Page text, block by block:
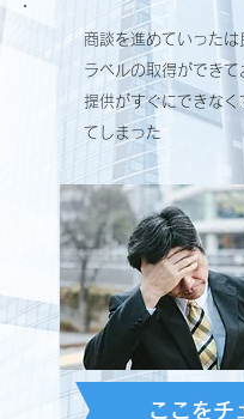
商談を進めていったは
ラベルの取得ができて
提供がすぐにできなく
てしまった
ここをチ